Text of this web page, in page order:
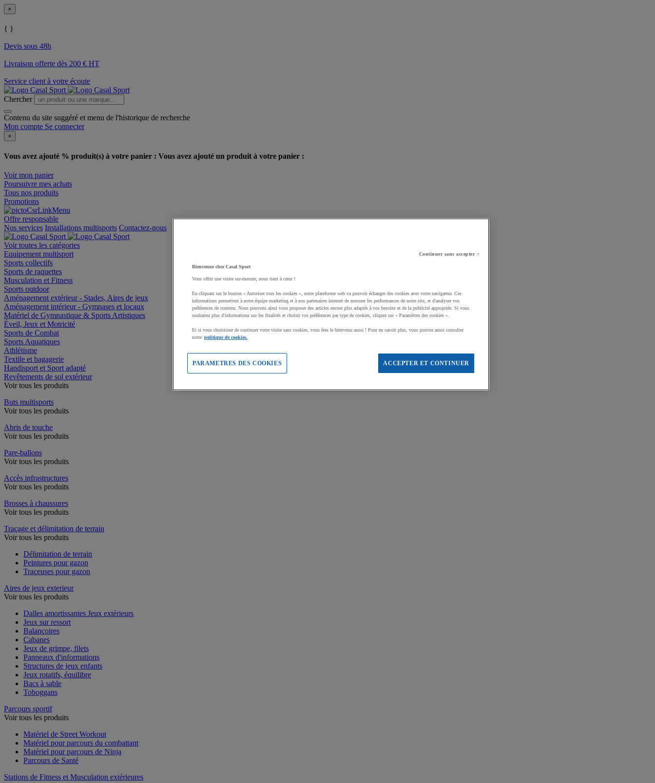
×
{ }
Devis sous 48h
Livraison offerte dès 200 € HT
Service client à votre écoute
Chercher
Contenu du site suggéré et menu de l'historique de recherche
Mon compte Se connecter
×
Vous avez ajouté % produit(s) à votre panier : Vous avez ajouté un produit à votre panier :
Voir mon panier
Poursuivre mes achats
Tous nos produits
Promotions
Offre responsable
Nos services Installations multisports Contactez-nous
Voir toutes les catégories
Equipement multisport
Sports collectifs
Sports de raquettes
Musculation et Fitness
Sports outdoor
Aménagement extérieur - Stades, Aires de jeux
Aménagement intérieur - Gymnases et locaux
Matériel de Gymnastique & Sports Artistiques
Éveil, Jeux et Motricité
Sports de Combat
Sports Aquatiques
Athlétisme
Textile et bagagerie
Handisport et Sport adapté
Revêtements de sol extérieur
Voir tous les produits
Buts multisports
Voir tous les produits
Abris de touche
Voir tous les produits
Pare-ballons
Voir tous les produits
Accès infrastructures
Voir tous les produits
Brosses à chaussures
Voir tous les produits
Traçage et délimitation de terrain
Voir tous les produits
Délimitation de terrain
Peintures pour gazon
Traçeuses pour gazon
Aires de jeux exterieur
Voir tous les produits
Dalles amortissantes Jeux extérieurs
Jeux sur ressort
Balançoires
Cabanes
Jeux de grimpe, filets
Panneaux d'informations
Structures de jeux enfants
Jeux rotatifs, équilibre
Bacs à sable
Toboggans
Parcours sportif
Voir tous les produits
Matériel de Street Workout
Matériel pour parcours du combattant
Matériel pour parcours de Ninja
Parcours de Santé
Stations de Fitness et Musculation extérieures
Continuer sans accepter >
Bienvenue chez Casal Sport
Vous offrir une visite sur-mesure, nous tient à cœur !
En cliquant sur le bouton « Autoriser tous les cookies », notre plateforme web va pouvoir échanger des cookies avec votre navigateur. Ces
informations permettent à notre équipe marketing et à nos partenaires internet de mesurer les performances de notre site, et d'analyser vos
préférences de contenu. Nous pouvons ainsi vous proposer des articles encore plus adaptés à vos besoins et de la publicité appropriée. Si vous
souhaitez plus d'informations sur les finalités et choisir vos préférences par type de cookies, cliquez sur « Paramètres des cookies ».
Et si vous choisissez de continuer votre visite sans cookies, vous êtes le bienvenu aussi ! Pour en savoir plus, vous pouvez aussi consulter
notre politique de cookies.
ACCEPTER ET CONTINUER
PARAMETRES DES COOKIES